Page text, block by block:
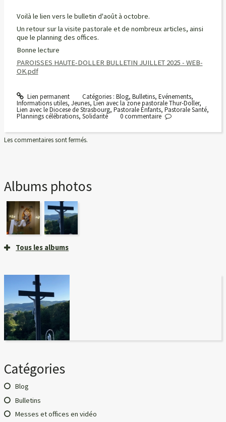
Voilà le lien vers le bulletin d'août à octobre.
Un retour sur la visite pastorale et de nombreux articles, ainsi
que le planning des offices.
Bonne lecture
PAROISSES HAUTE-DOLLER BULLETIN JUILLET 2025 - WEB-
OK.pdf
Lien permanent Catégories : Blog, Bulletins, Evénements,
Informations utiles, Jeunes, Lien avec la zone pastorale Thur-Doller,
Lien avec le Diocese de Strasbourg, Pastorale Enfants, Pastorale Santé,
Plannings célébrations, Solidarité 0commentaire
Les commentaires sont fermés.
Albums photos
Tous les albums
Catégories
Blog
Bulletins
Messes et offices en vidéo